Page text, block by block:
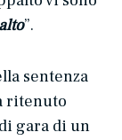
”.
sentenza
ritenuto
gara di un